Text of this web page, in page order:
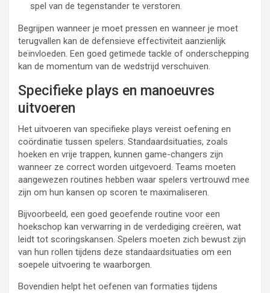
spel van de tegenstander te verstoren.
Begrijpen wanneer je moet pressen en wanneer je moet
terugvallen kan de defensieve effectiviteit aanzienlijk
beïnvloeden. Een goed getimede tackle of onderschepping
kan de momentum van de wedstrijd verschuiven.
Specifieke plays en manoeuvres
uitvoeren
Het uitvoeren van specifieke plays vereist oefening en
coördinatie tussen spelers. Standaardsituaties, zoals
hoeken en vrije trappen, kunnen game-changers zijn
wanneer ze correct worden uitgevoerd. Teams moeten
aangewezen routines hebben waar spelers vertrouwd mee
zijn om hun kansen op scoren te maximaliseren.
Bijvoorbeeld, een goed geoefende routine voor een
hoekschop kan verwarring in de verdediging creëren, wat
leidt tot scoringskansen. Spelers moeten zich bewust zijn
van hun rollen tijdens deze standaardsituaties om een
soepele uitvoering te waarborgen.
Bovendien helpt het oefenen van formaties tijdens